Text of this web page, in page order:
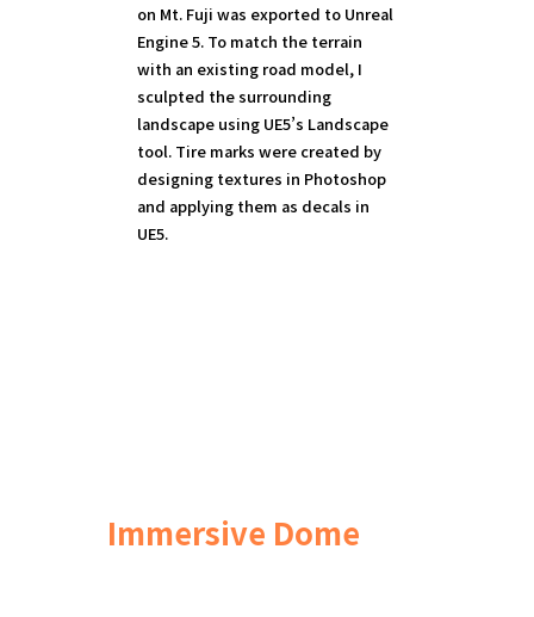
on Mt. Fuji was exported to Unreal
Engine 5. To match the terrain
with an existing road model, I
sculpted the surrounding
landscape using UE5’s Landscape
tool. Tire marks were created by
designing textures in Photoshop
and applying them as decals in
UE5.
Immersive Dome